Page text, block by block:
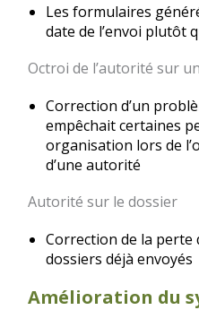
Les formulaires
date de l’envoi plutôt
Octroi de l’autorité sur
Correction d’un
empêchait certaines
organisation lors de
d’une autorité
Autorité sur le dossier
Correction de la perte
dossiers déjà envoyés
Amélioration du